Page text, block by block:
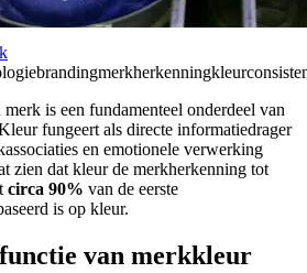
brandingmerkherkenning
is een fundamenteel onderdeel van
fungeert als directe informatiedrager
en emotionele verwerking
zien dat kleur de merkherkenning tot
circa 90% van de eerste
is op kleur.
van merkkleur